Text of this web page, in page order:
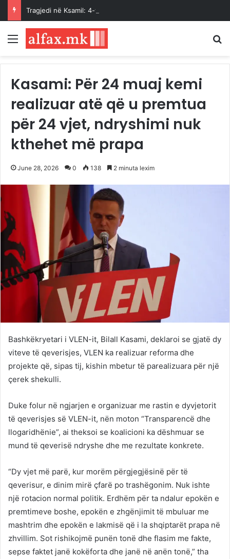
Menu
Kasami: Për 24 muaj kemi
realizuar atë që u premtua
për 24 vjet, ndryshimi nuk
kthehet më prapa
June 28, 2026 0 138 2 minuta lexim
Bashkëkryetari i VLEN-it, Bilall Kasami, deklaroi se gjatë dy
viteve të qeverisjes, VLEN ka realizuar reforma dhe
projekte që, sipas tij, kishin mbetur të parealizuara për një
çerek shekulli.
Duke folur në ngjarjen e organizuar me rastin e dyvjetorit
të qeverisjes së VLEN-it, nën moton “Transparencë dhe
llogaridhënie”, ai theksoi se koalicioni ka dëshmuar se
mund të qeverisë ndryshe dhe me rezultate konkrete.
“Dy vjet më parë, kur morëm përgjegjësinë për të
qeverisur, e dinim mirë çfarë po trashëgonim. Nuk ishte
një rotacion normal politik. Erdhëm për ta ndalur epokën e
premtimeve boshe, epokën e zhgënjimit të mbuluar me
mashtrim dhe epokën e lakmisë që i la shqiptarët prapa në
zhvillim. Sot rishikojmë punën tonë dhe flasim me fakte,
sepse faktet janë kokëforta dhe janë në anën tonë,” tha